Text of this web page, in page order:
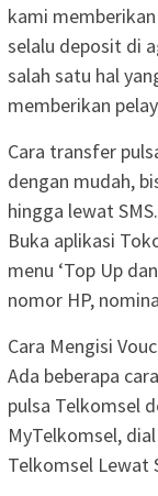
kami
selalu deposit di
salah satu hal
memberikan
Cara transfer
dengan mudah,
hingga lewat
Buka aplikasi
menu ‘Top Up
nomor HP,
Cara Mengisi
Ada beberapa
pulsa Telkomsel
MyTelkomsel,
Telkomsel Lewat